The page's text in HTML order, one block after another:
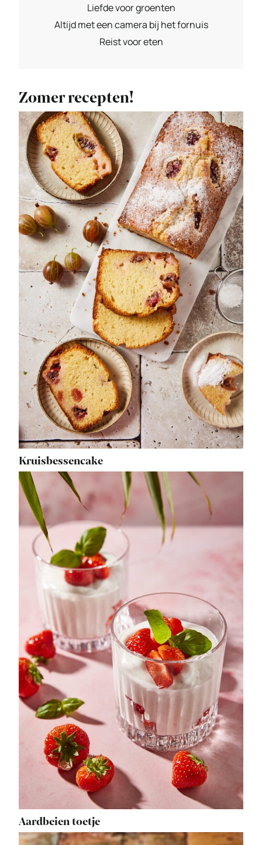
Liefde voor groenten
Altijd met een camera bij het fornuis
Reist voor eten
Zomer recepten!
Kruisbessencake
Aardbeien toetje